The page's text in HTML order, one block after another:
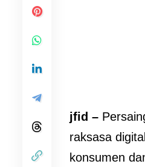
jfid –
raksasa
konsumen